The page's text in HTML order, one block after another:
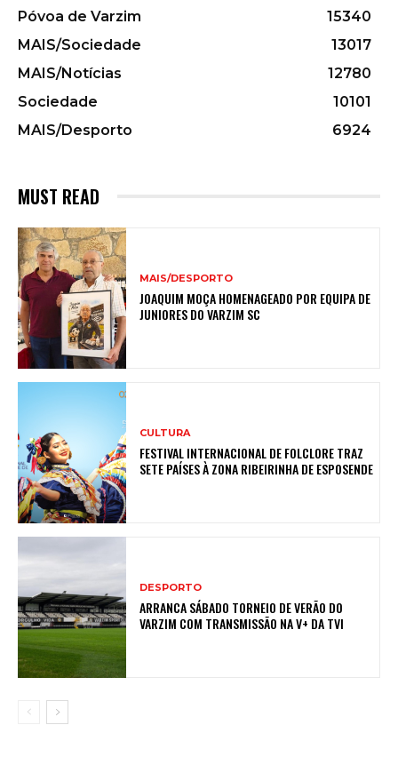
Póvoa de Varzim
15340
MAIS/Sociedade
13017
MAIS/Notícias
12780
Sociedade
10101
MAIS/Desporto
6924
MUST READ
MAIS/DESPORTO
JOAQUIM MOÇA HOMENAGEADO POR EQUIPA DE
JUNIORES DO VARZIM SC
CULTURA
FESTIVAL INTERNACIONAL DE FOLCLORE TRAZ
SETE PAÍSES À ZONA RIBEIRINHA DE ESPOSENDE
DESPORTO
ARRANCA SÁBADO TORNEIO DE VERÃO DO
VARZIM COM TRANSMISSÃO NA V+ DA TVI